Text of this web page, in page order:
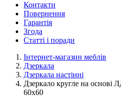
Контакти
Повернення
Гарантія
Згода
Статті і поради
Інтернет-магазин меблів
Дзеркала
Дзеркала настінні
Дзеркало кругле на
60х60